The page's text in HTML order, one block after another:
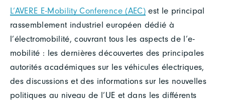
L’AVERE E-Mobility Conference (AEC)est le principal
rassemblement industriel européen dédié à
l’électromobilité, couvrant tous les aspects de l’e-
mobilité : les dernières découvertes des principales
autorités académiques sur les véhicules électriques,
des discussions et des informations sur les nouvelles
politiques au niveau de l’UE et dans les différents